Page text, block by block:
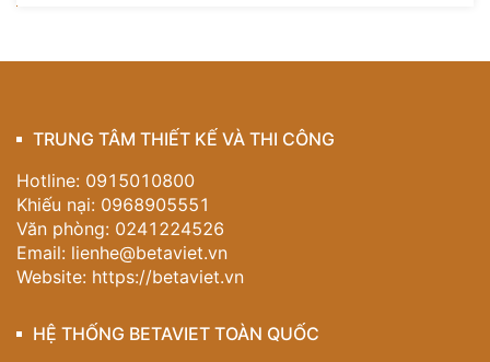
TRUNG TÂM THIẾT KẾ VÀ THI CÔNG
Hotline: 0915010800
Khiếu nại: 0968905551
Văn phòng: 0241224526
Email: lienhe@betaviet.vn
Website: https://betaviet.vn
HỆ THỐNG BETAVIET TOÀN QUỐC